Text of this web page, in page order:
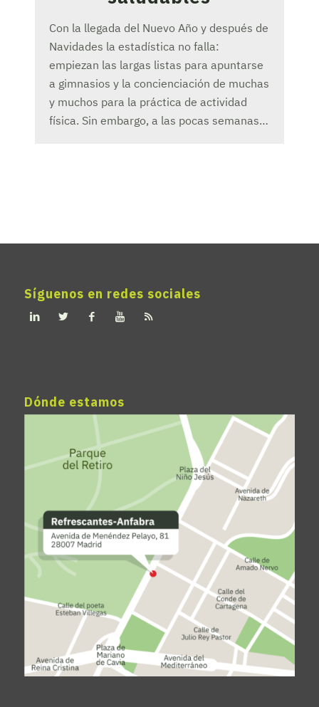
Con la llegada del Nuevo Año y después de
Navidades la estadística no falla:
empiezan las largas listas para apuntarse
a gimnasios y la concienciación de muchas
y muchos para la práctica de actividad
física. Sin embargo, a las pocas semanas…
Síguenos en redes sociales
Dónde estamos